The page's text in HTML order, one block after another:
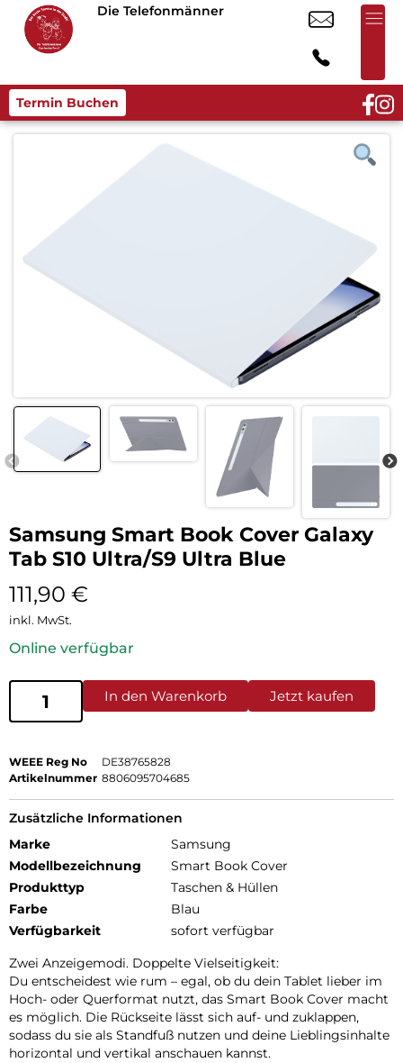
Die Telefonmänner
Termin Buchen
Samsung Smart Book Cover Galaxy
Tab S10 Ultra/S9 Ultra Blue
111,90 €
inkl. MwSt.
Online verfügbar
In den Warenkorb Jetzt kaufen
WEEE Reg No
DE38765828
Artikelnummer 8806095704685
Zusätzliche Informationen
Marke
Samsung
Modellbezeichnung
Smart Book Cover
Produkttyp
Taschen & Hüllen
Farbe
Blau
Verfügbarkeit
sofort verfügbar
Zwei Anzeigemodi. Doppelte Vielseitigkeit:
Du entscheidest wie rum – egal, ob du dein Tablet lieber im
Hoch- oder Querformat nutzt, das Smart Book Cover macht
es möglich. Die Rückseite lässt sich auf- und zuklappen,
sodass du sie als Standfuß nutzen und deine Lieblingsinhalte
horizontal und vertikal anschauen kannst.